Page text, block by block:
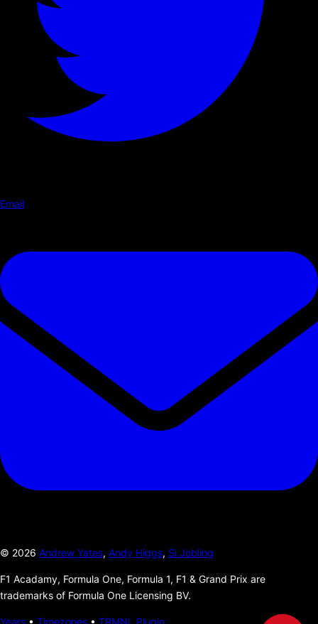
Email
© 2026 Andrew Yates, Andy Higgs, Si Jobling
F1 Acadamy, Formula One, Formula 1, F1 & Grand Prix are
trademarks of Formula One Licensing BV.
Years • Timezones • TRMNL Plugin